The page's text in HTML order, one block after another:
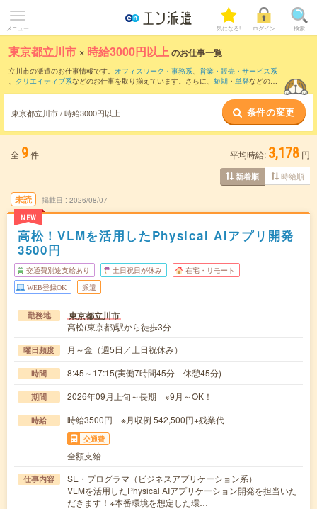
メニュー 気になる! ログイン 検索
東京都立川市 × 時給3000円以上のお仕事一覧
立川市の派遣のお仕事情報です。 オフィスワーク・事務系、 営業・販売・サービス系
、 クリエイティブ系などのお仕事を取り揃えています。さらに、 短期 ・ 単発などの期
東京都立川市 / 時給3000円以上 条件の変更
全 9件 平均時給: 3,178 円
新着順 時給順
未読
NEW
掲載日 2026/08/07
高松！VLMを活用したPhysical AIアプリ開発
3500円
交通費別途支給あり 土日祝日が休み 在宅・リモート
WEB登録OK 派遣
勤務地 東京都立川市
高松(東京都)駅から徒歩3分
曜日頻度 月～金（週5日／土日祝休み）
時間 8:45～17:15(実働7時間45分 休憩45分)
期間 2026年09月上旬～長期 ※9月～OK！
時給 時給3500円 ※月収例 542,500円+残業代
交通費
全額支給
仕事内容
SE・プログラマ（ビジネスアプリケーション系）
VLMを活用したPhysical AIアプリケーション開発を担当いた
だきます！※本番環境を想定した環…